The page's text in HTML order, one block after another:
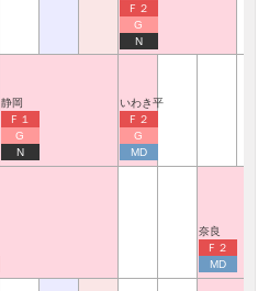
Ｆ２
G
N
静岡
Ｆ１
G
N
いわき平
Ｆ２
G
MD
奈良
Ｆ２
MD